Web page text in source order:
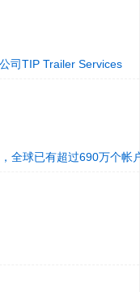
司TIP Trailer Services
全球已有超过690万个帐